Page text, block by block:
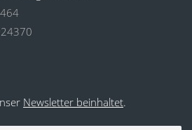
Newsletter beinhaltet.